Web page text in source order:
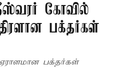
கோவில்
பக்தர்கள்
ஏராளமான பக்தர்கள்